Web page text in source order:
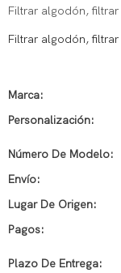
Filtrar algodón, filtrar
Filtrar algodón, filtrar
Marca:
Personalización:
Número De Modelo:
Envío:
Lugar De Origen:
Pagos:
Plazo De Entrega: